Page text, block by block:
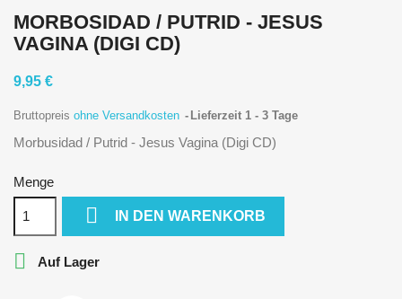
MORBOSIDAD / PUTRID - JESUS
VAGINA (DIGI CD)
9,95 €
Bruttopreis ohne Versandkosten Lieferzeit 1 - 3 Tage
Morbusidad / Putrid - Jesus Vagina (Digi CD)
Menge
 IN DEN WARENKORB
 Auf Lager